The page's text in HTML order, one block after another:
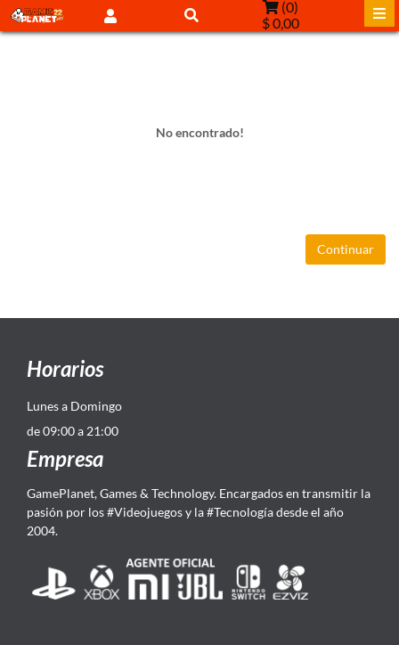
(0)
$ 0,00
No encontrado!
Continuar
Horarios
Lunes a Domingo
de 09:00 a 21:00
Empresa
GamePlanet, Games & Technology. Encargados en transmitir la
pasión por los #Videojuegos y la #Tecnología desde el año
2004.